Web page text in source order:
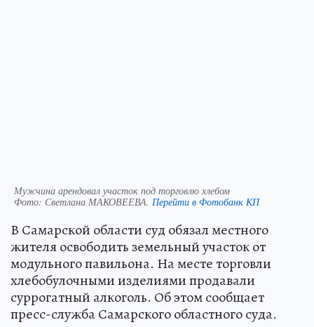
Мужчина арендовал участок под торговлю хлебом
Фото: Светлана МАКОВЕЕВА. Перейти в Фотобанк КП
В Самарской области суд обязал местного
жителя освободить земельный участок от
модульного павильона. На месте торговли
хлебобулочными изделиями продавали
суррогатный алкоголь. Об этом сообщает
пресс-служба Самарского областного суда.